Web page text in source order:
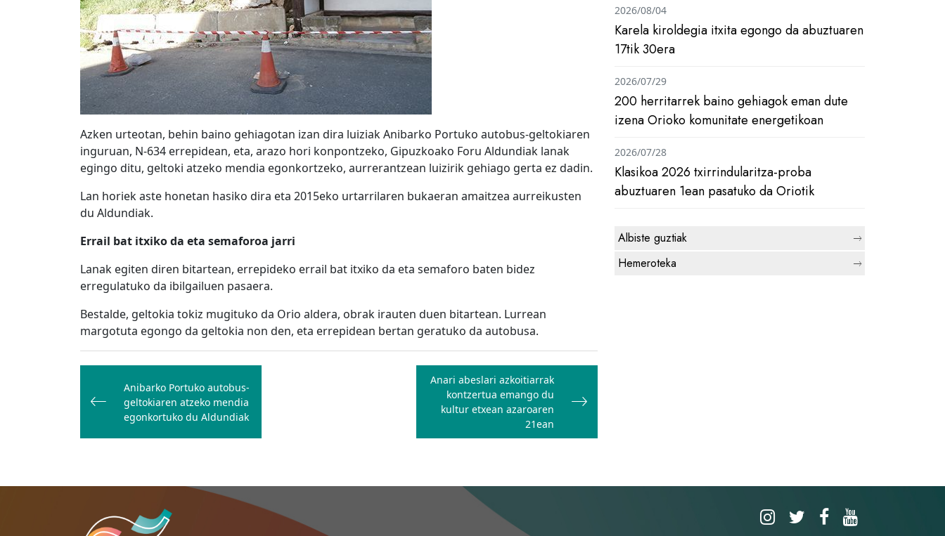
Azken urteotan, behin baino gehiagotan izan dira luiziak Anibarko Portuko autobus-geltokiaren
inguruan, N-634 errepidean, eta, arazo hori konpontzeko, Gipuzkoako Foru Aldundiak lanak
egingo ditu, geltoki atzeko mendia egonkortzeko, aurrerantzean luizirik gehiago gerta ez dadin.
Lan horiek aste honetan hasiko dira eta 2015eko urtarrilaren bukaeran amaitzea aurreikusten
du Aldundiak.
Errail bat itxiko da eta semaforoa jarri
Lanak egiten diren bitartean, errepideko errail bat itxiko da eta semaforo baten bidez
erregulatuko da ibilgailuen pasaera.
Bestalde, geltokia tokiz mugituko da Orio aldera, obrak irauten duen bitartean. Lurrean
margotuta egongo da geltokia non den, eta errepidean bertan geratuko da autobusa.
Bidalketetan
zehar
nabigatu
Anibarko Portuko autobus-
geltokiaren atzeko mendia
egonkortuko du Aldundiak
Anari abeslari azkoitiarrak
kontzertua emango du
kultur etxean azaroaren
21ean
Karela kiroldegia itxita egongo da abuztuaren
17tik 30era
2026/08/04
200 herritarrek baino gehiagok eman dute
izena Orioko komunitate energetikoan
2026/07/29
Klasikoa 2026 txirrindularitza-proba
abuztuaren 1ean pasatuko da Oriotik
2026/07/28
Albiste guztiak
Hemeroteka